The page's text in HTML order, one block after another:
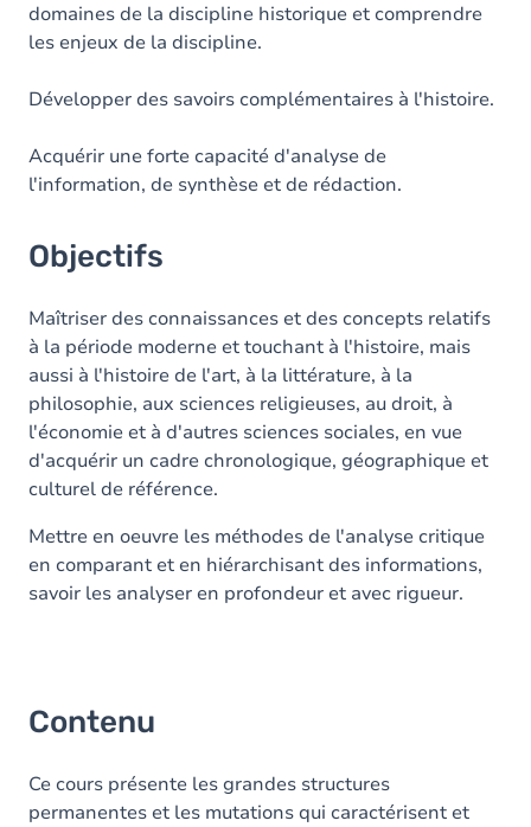
domaines de la discipline historique et comprendre
les enjeux de la discipline.
Développer des savoirs complémentaires à l'histoire.
Acquérir une forte capacité d'analyse de
l'information, de synthèse et de rédaction.
Objectifs
Maîtriser des connaissances et des concepts relatifs
à la période moderne et touchant à l'histoire, mais
aussi à l'histoire de l'art, à la littérature, à la
philosophie, aux sciences religieuses, au droit, à
l'économie et à d'autres sciences sociales, en vue
d'acquérir un cadre chronologique, géographique et
culturel de référence.
Mettre en oeuvre les méthodes de l'analyse critique
en comparant et en hiérarchisant des informations,
savoir les analyser en profondeur et avec rigueur.
Contenu
Ce cours présente les grandes structures
permanentes et les mutations qui caractérisent et